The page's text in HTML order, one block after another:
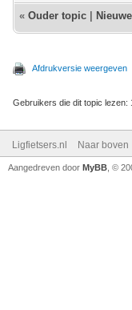
« Ouder topic
Afdrukversie weergeven
Gebruikers die dit topic lezen:
Ligfietsers.nl Naar boven
Aangedreven door MyBB , ©